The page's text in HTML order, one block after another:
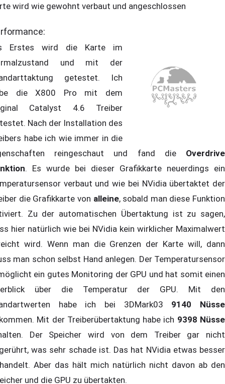
wird wie gewohnt verbaut und angeschlossen
Erstes wird die Karte im
und mit der
getestet. Ich
die X800 Pro mit dem
Catalyst 4.6 Treiber
Nach der Installation des
habe ich wie immer in die
reingeschaut und fand die Overdrive
. Es wurde bei dieser Grafikkarte neuerdings ein
verbaut und wie bei NVidia übertaktet der
die Grafikkarte von alleine, sobald man diese Funktion
Zu der automatischen Übertaktung ist zu sagen,
hier natürlich wie bei NVidia kein wirklicher Maximalwert
wird. Wenn man die Grenzen der Karte will, dann
man schon selbst Hand anlegen. Der Temperatursensor
ein gutes Monitoring der GPU und hat somit einen
über die Temperatur der GPU. Mit den
habe ich bei 3DMark03 9140 Nüsse
Mit der Treiberübertaktung habe ich 9398 Nüsse
Der Speicher wird von dem Treiber gar nicht
was sehr schade ist. Das hat NVidia etwas besser
Aber das hält mich natürlich nicht davon ab den
und die GPU zu übertakten.